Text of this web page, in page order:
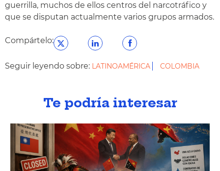
guerrilla, muchos de ellos centros del narcotráfico y
que se disputan actualmente varios grupos armados.
Compártelo:
Seguir leyendo sobre: LATINOAMÉRICA COLOMBIA
Te podría interesar